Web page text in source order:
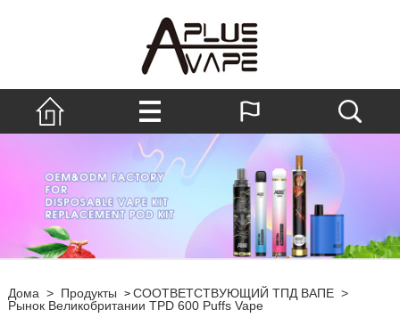
Дома > Продукты > СООТВЕТСТВУЮЩИЙ ТПД ВАПЕ >
Рынок Великобритании TPD 600 Puffs Vape